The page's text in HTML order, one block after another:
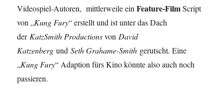
Videospiel-Autoren, mittlerweile einFeature-FilmScript
von „Kung Fury“ erstellt und ist unter das Dach
der KatzSmith Productionsvon David
KatzenbergundSeth Grahame-Smith gerutscht. Eine
„Kung Fury“ Adaption fürs Kino könnte also auch noch
passieren.